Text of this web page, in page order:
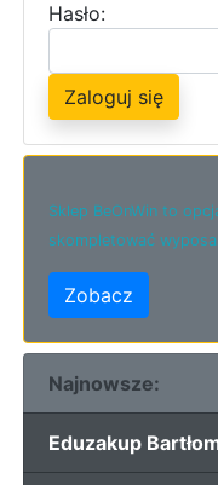
Hasło:
Zaloguj się
Sklep BeOnWin to
skompletować
Zobacz
Najnowsze:
Eduzakup